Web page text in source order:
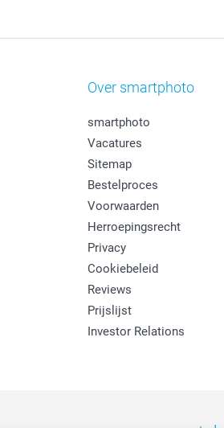
Over smartphoto
smartphoto
Vacatures
Sitemap
Bestelproces
Voorwaarden
Herroepingsrecht
Privacy
Cookiebeleid
Reviews
Prijslijst
Investor Relations